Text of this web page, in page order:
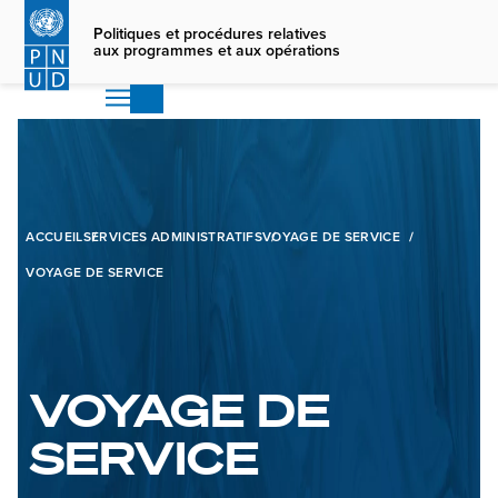
Skip
main
content
Politiques et procédures relatives
aux programmes et aux opérations
ACCUEILSERVICES ADMINISTRATIFSVOYAGE DE SERVICE
VOYAGE DE SERVICE
VOYAGE DE
SERVICE